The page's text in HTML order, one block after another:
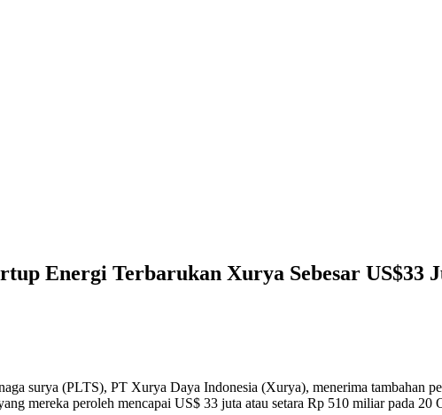
Energi Terbarukan Xurya Sebesar US$33
surya (PLTS), PT Xurya Daya Indonesia (Xurya), menerima tambahan
mereka peroleh mencapai US$ 33 juta atau setara Rp 510 miliar pada 20